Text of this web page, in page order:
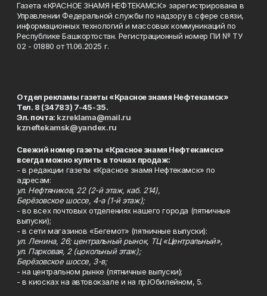
Газета «КРАСНОЕ ЗНАМЯ НЕФТЕКАМСК» зарегистрирована в
Управлении Федеральной службы по надзору в сфере связи,
информационных технологий и массовых коммуникаций по
Республике Башкортостан. Регистрационный номер ПИ № ТУ
02 - 01880 от 11.06.2025 г.
Отдел рекламы газеты «Красное знамя Нефтекамск»
Тел. 8 (34783) 7-45-35.
Эл. почта: kzreklama@mail.ru
kzneftekamsk@yandex.ru
Свежий номер газеты «Красное знамя Нефтекамск»
всегда можно купить в точках продаж:
- в редакции газеты «Красное знамя Нефтекамск» по
адресам:
ул. Нефтяников, 22 (2-й этаж, каб. 214),
Берёзовское шоссе, 4-а (1-й этаж);
- во всех почтовых отделениях нашего города (пятничные
выпуски);
- в сети магазинов «Бегемот» (пятничные выпуски):
ул. Ленина, 26; центральный рынок, ТЦ «Центральный»,
ул. Парковая, 2 (цокольный этаж);
Берёзовское шоссе, 3-в;
- на центральном рынке (пятничные выпуски);
- в киосках на автовокзале и на пр.Юбилейном, 5.